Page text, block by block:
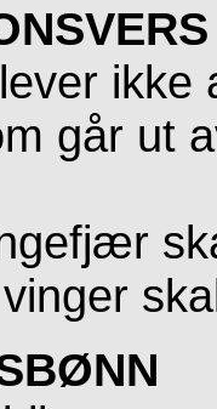
ikke
går ut